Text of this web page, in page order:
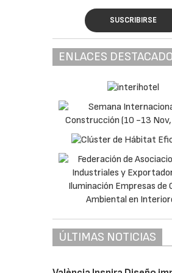
SUSCRIBIRSE
ENLACES
ÚLTIMAS NOTICIAS